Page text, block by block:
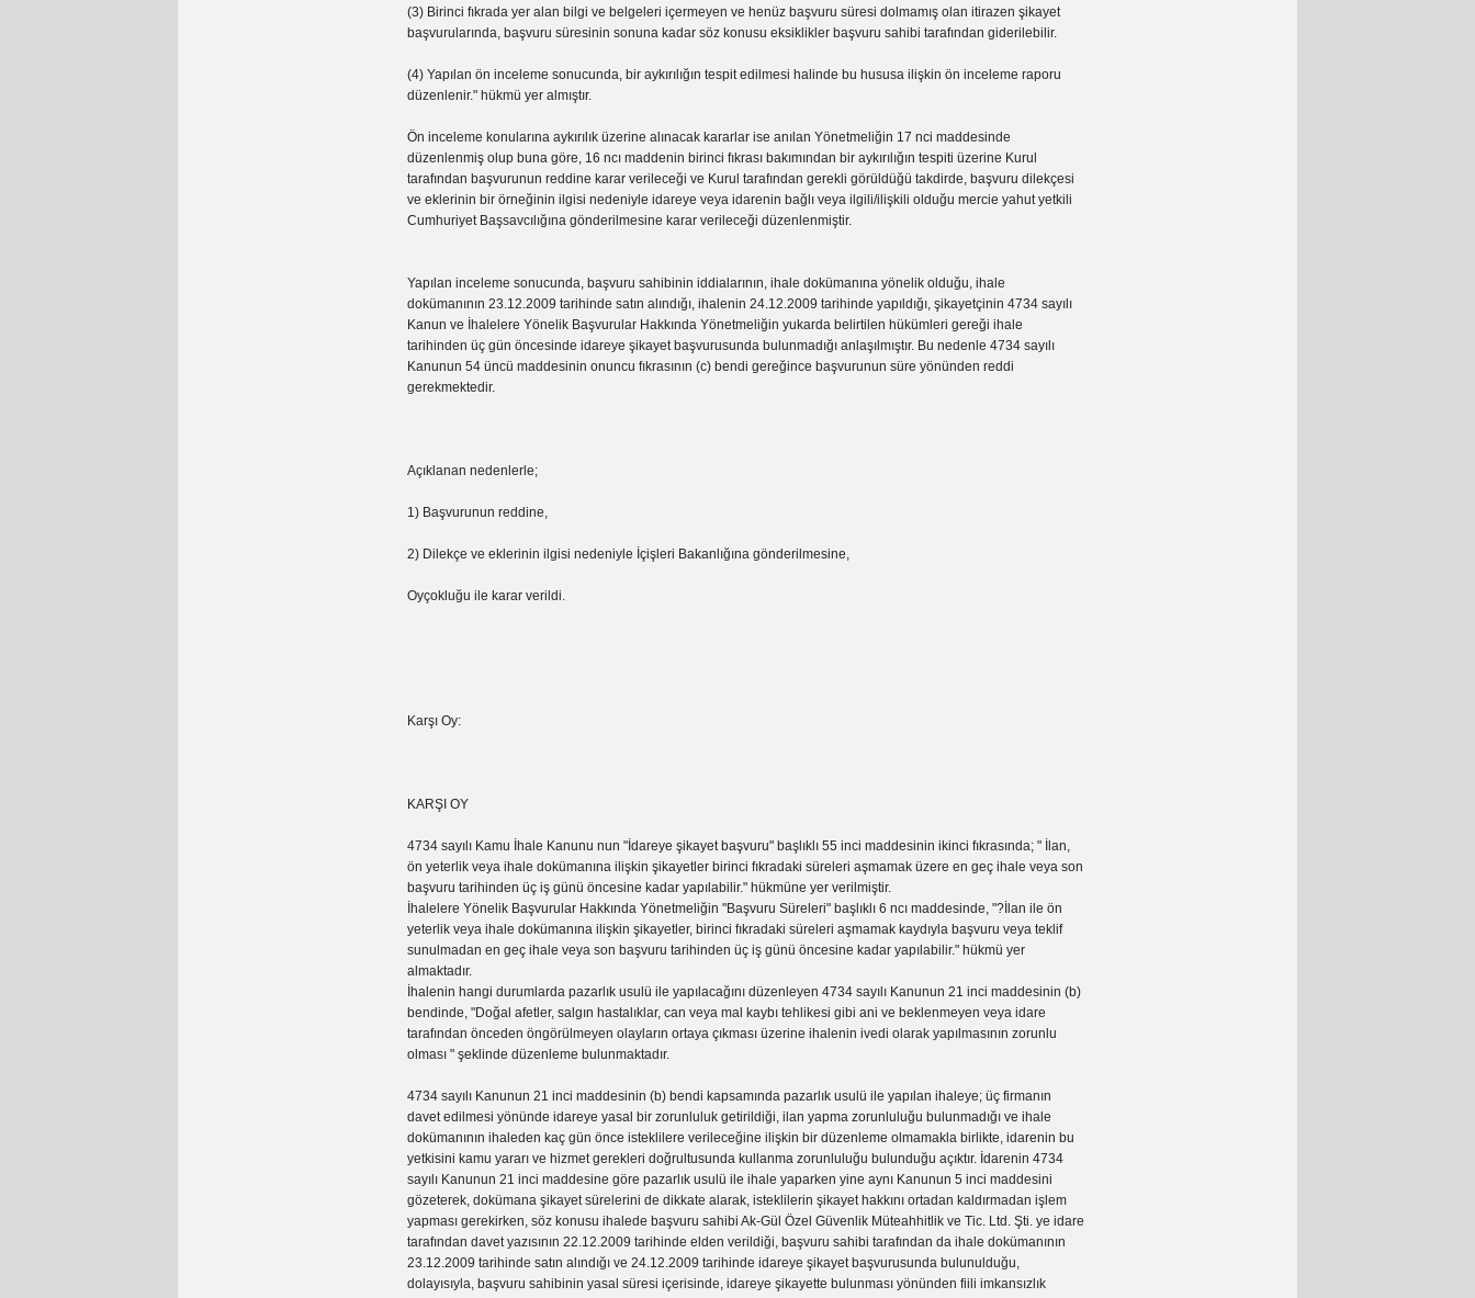
(3) Birinci fıkrada yer alan bilgi ve belgeleri içermeyen ve henüz başvuru süresi dolmamış olan itirazen şikayet
başvurularında, başvuru süresinin sonuna kadar söz konusu eksiklikler başvuru sahibi tarafından giderilebilir.
(4) Yapılan ön inceleme sonucunda, bir aykırılığın tespit edilmesi halinde bu hususa ilişkin ön inceleme raporu
düzenlenir." hükmü yer almıştır.
Ön inceleme konularına aykırılık üzerine alınacak kararlar ise anılan Yönetmeliğin 17 nci maddesinde
düzenlenmiş olup buna göre, 16 ncı maddenin birinci fıkrası bakımından bir aykırılığın tespiti üzerine Kurul
tarafından başvurunun reddine karar verileceği ve Kurul tarafından gerekli görüldüğü takdirde, başvuru dilekçesi
ve eklerinin bir örneğinin ilgisi nedeniyle idareye veya idarenin bağlı veya ilgili/ilişkili olduğu mercie yahut yetkili
Cumhuriyet Başsavcılığına gönderilmesine karar verileceği düzenlenmiştir.
Yapılan inceleme sonucunda, başvuru sahibinin iddialarının, ihale dokümanına yönelik olduğu, ihale
dokümanının 23.12.2009 tarihinde satın alındığı, ihalenin 24.12.2009 tarihinde yapıldığı, şikayetçinin 4734 sayılı
Kanun ve İhalelere Yönelik Başvurular Hakkında Yönetmeliğin yukarda belirtilen hükümleri gereği ihale
tarihinden üç gün öncesinde idareye şikayet başvurusunda bulunmadığı anlaşılmıştır. Bu nedenle 4734 sayılı
Kanunun 54 üncü maddesinin onuncu fıkrasının (c) bendi gereğince başvurunun süre yönünden reddi
gerekmektedir.
Açıklanan nedenlerle;
1) Başvurunun reddine,
2) Dilekçe ve eklerinin ilgisi nedeniyle İçişleri Bakanlığına gönderilmesine,
Oyçokluğu ile karar verildi.
Karşı Oy:
KARŞI OY
4734 sayılı Kamu İhale Kanunu nun "İdareye şikayet başvuru" başlıklı 55 inci maddesinin ikinci fıkrasında; " İlan,
ön yeterlik veya ihale dokümanına ilişkin şikayetler birinci fıkradaki süreleri aşmamak üzere en geç ihale veya son
başvuru tarihinden üç iş günü öncesine kadar yapılabilir." hükmüne yer verilmiştir.
İhalelere Yönelik Başvurular Hakkında Yönetmeliğin "Başvuru Süreleri" başlıklı 6 ncı maddesinde, "?İlan ile ön
yeterlik veya ihale dokümanına ilişkin şikayetler, birinci fıkradaki süreleri aşmamak kaydıyla başvuru veya teklif
sunulmadan en geç ihale veya son başvuru tarihinden üç iş günü öncesine kadar yapılabilir." hükmü yer
almaktadır.
İhalenin hangi durumlarda pazarlık usulü ile yapılacağını düzenleyen 4734 sayılı Kanunun 21 inci maddesinin (b)
bendinde, "Doğal afetler, salgın hastalıklar, can veya mal kaybı tehlikesi gibi ani ve beklenmeyen veya idare
tarafından önceden öngörülmeyen olayların ortaya çıkması üzerine ihalenin ivedi olarak yapılmasının zorunlu
olması " şeklinde düzenleme bulunmaktadır.
4734 sayılı Kanunun 21 inci maddesinin (b) bendi kapsamında pazarlık usulü ile yapılan ihaleye; üç firmanın
davet edilmesi yönünde idareye yasal bir zorunluluk getirildiği, ilan yapma zorunluluğu bulunmadığı ve ihale
dokümanının ihaleden kaç gün önce isteklilere verileceğine ilişkin bir düzenleme olmamakla birlikte, idarenin bu
yetkisini kamu yararı ve hizmet gerekleri doğrultusunda kullanma zorunluluğu bulunduğu açıktır. İdarenin 4734
sayılı Kanunun 21 inci maddesine göre pazarlık usulü ile ihale yaparken yine aynı Kanunun 5 inci maddesini
gözeterek, dokümana şikayet sürelerini de dikkate alarak, isteklilerin şikayet hakkını ortadan kaldırmadan işlem
yapması gerekirken, söz konusu ihalede başvuru sahibi Ak-Gül Özel Güvenlik Müteahhitlik ve Tic. Ltd. Şti. ye idare
tarafından davet yazısının 22.12.2009 tarihinde elden verildiği, başvuru sahibi tarafından da ihale dokümanının
23.12.2009 tarihinde satın alındığı ve 24.12.2009 tarihinde idareye şikayet başvurusunda bulunulduğu,
dolayısıyla, başvuru sahibinin yasal süresi içerisinde, idareye şikayette bulunması yönünden fiili imkansızlık